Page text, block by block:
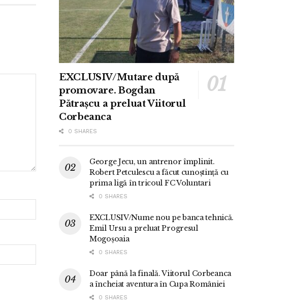
EXCLUSIV/Mutare după
promovare. Bogdan
Pătrașcu a preluat Viitorul
Corbeanca
0 SHARES
George Jecu, un antrenor împlinit.
Robert Petculescu a făcut cunoștință cu
prima ligă în tricoul FC Voluntari
0 SHARES
EXCLUSIV/Nume nou pe banca tehnică.
Emil Ursu a preluat Progresul
Mogoșoaia
0 SHARES
Doar până la finală. Viitorul Corbeanca
a încheiat aventura în Cupa României
0 SHARES